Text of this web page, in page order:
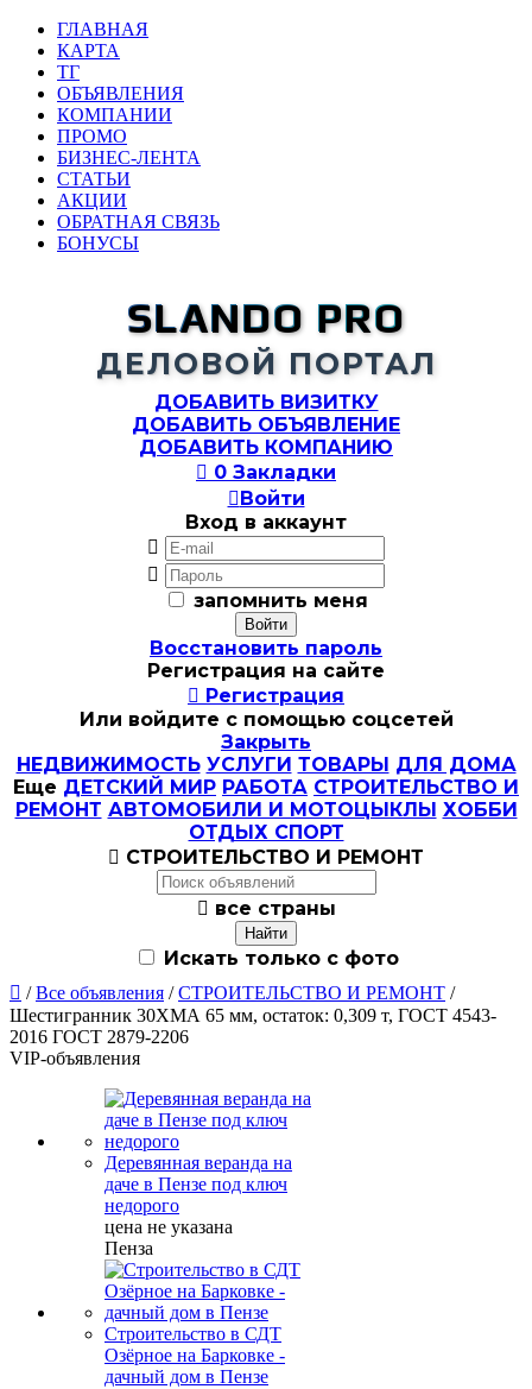
ГЛАВНАЯ
КАРТА
ТГ
ОБЪЯВЛЕНИЯ
КОМПАНИИ
ПРОМО
БИЗНЕС-ЛЕНТА
СТАТЬИ
АКЦИИ
ОБРАТНАЯ СВЯЗЬ
БОНУСЫ
SLANDO PRO
ДЕЛОВОЙ ПОРТАЛ
ДОБАВИТЬ ВИЗИТКУ
ДОБАВИТЬ ОБЪЯВЛЕНИЕ
ДОБАВИТЬ КОМПАНИЮ
 0 Закладки
Войти
Вход в аккаунт


запомнить меня
Восстановить пароль
Регистрация на сайте
 Регистрация
Или войдите с помощью соцсетей
Закрыть
НЕДВИЖИМОСТЬ УСЛУГИ ТОВАРЫ ДЛЯ ДОМА
Еще ДЕТСКИЙ МИР РАБОТА СТРОИТЕЛЬСТВО И
РЕМОНТ АВТОМОБИЛИ И МОТОЦЫКЛЫ ХОББИ
ОТДЫХ СПОРТ
 СТРОИТЕЛЬСТВО И РЕМОНТ
 все страны
Искать только с фото
 /Все объявления /СТРОИТЕЛЬСТВО И РЕМОНТ /
Шестигранник 30ХМА 65 мм, остаток: 0,309 т, ГОСТ 4543-
2016 ГОСТ 2879-2206
VIP-объявления
Деревянная веранда на
даче в Пензе под ключ
недорого
цена не указана
Пенза
Строительство в СДТ
Озёрное на Барковке -
дачный дом в Пензе